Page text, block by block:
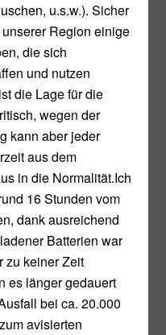
u.s.w.). Sicher
Region einige
die sich
und nutzen
die Lage für die
wegen der
kann aber jeder
aus dem
in die Normalität.Ich
16 Stunden vom
dank ausreichend
Batterien war
zu keiner Zeit
es länger gedauert
bei ca. 20.000
avisierten